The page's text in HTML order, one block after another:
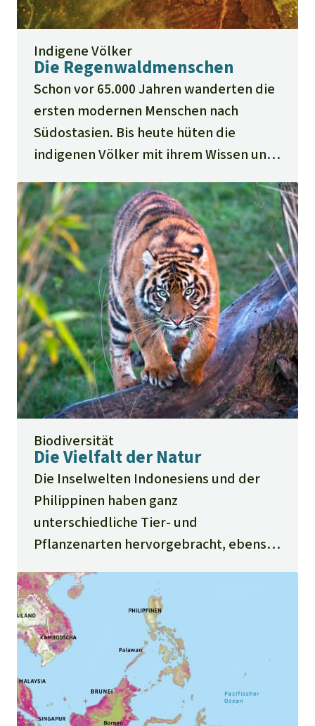
Indigene Völker
Die Regenwaldmenschen
Schon vor 65.000 Jahren wanderten die
ersten modernen Menschen nach
Südostasien. Bis heute hüten die
indigenen Völker mit ihrem Wissen und
der Natur unserer Erde.
Biodiversität
Die Vielfalt der Natur
Die Inselwelten Indonesiens und der
Philippinen haben ganz
unterschiedliche Tier- und
Pflanzenarten hervorgebracht, ebenso
südostasiatischen Festland. Oft sind es
Arten, die nur an diesem einen Ort der
Erde heimisch sind.